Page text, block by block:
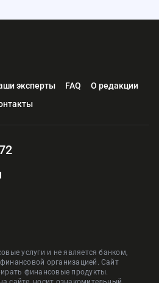
эксперты FAQ
О редакции
услуги и не является банком,
организацией. Сайт
финансовые продукты.